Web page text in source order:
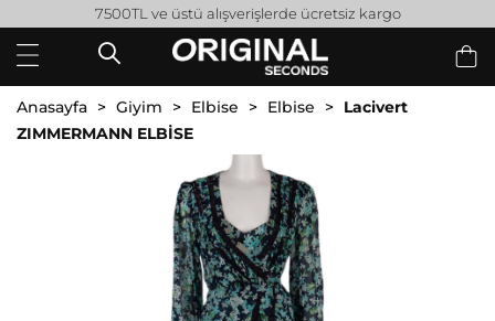
7500TL ve üstü alışverişlerde ücretsiz kargo
Anasayfa Giyim Elbise Elbise
Lacivert
ZIMMERMANN ELBİSE